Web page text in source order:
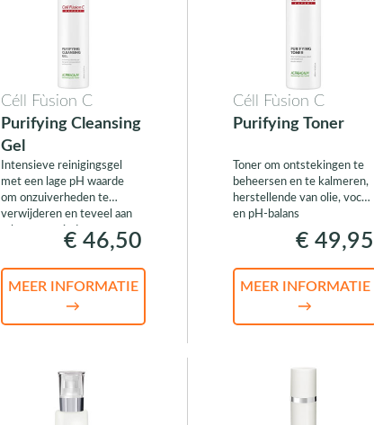
Céll Fùsion C
Purifying Cleansing
Gel
Intensieve reinigingsgel
met een lage pH waarde
om onzuiverheden te
verwijderen en teveel aan
talg te verminderen€ 46,50
MEER INFORMATIE
→
Céll Fùsion C
Purifying Toner
Toner om ontstekingen te
beheersen en te kalmeren,
herstellende van olie, vocht
en pH-balans
€ 49,95
MEER INFORMATIE
→